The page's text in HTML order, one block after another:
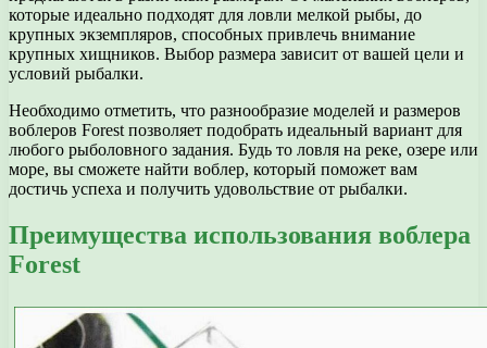
которые идеально подходят для ловли мелкой рыбы, до
крупных экземпляров, способных привлечь внимание
крупных хищников. Выбор размера зависит от вашей цели и
условий рыбалки.
Необходимо отметить, что разнообразие моделей и размеров
воблеров Forest позволяет подобрать идеальный вариант для
любого рыболовного задания. Будь то ловля на реке, озере или
море, вы сможете найти воблер, который поможет вам
достичь успеха и получить удовольствие от рыбалки.
Преимущества использования воблера
Forest